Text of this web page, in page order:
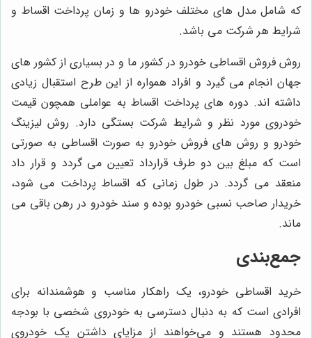
که شامل مدل های مختلف خودرو ها و زمان پرداخت اقساط و
شرایط هر شرکت می باشد.
روش فروش اقساطی خودرو در کشور ما و در بسیاری از کشور های
جهان انجام می گیرد و افراد همواره از این طرح استقبال زیادی
داشته اند. دوره های پرداخت اقساط به عواملی همچون قیمت
خودروی مورد نظر و شرایط شرکت بستگی دارد. روش لیزینگ
خودرو و روش های فروش خودرو به صورت اقساطی به صورتی
است که مبلغ بین دو طرف قرارداد تعیین می گردد و قرار داد
منعقد می گردد. در طول زمانی که اقساط پرداخت می شود،
خریدار صاحب نسبی خودرو بوده و سند خودرو در رهن باقی می
ماند.
جمع‌بندی
خرید اقساطی خودرو، یک راهکار مناسب و هوشمندانه برای
افرادی است که به دنبال دسترسی به خودروی شخصی با بودجه
محدود هستند و می‌خواهند از مزایای داشتن یک خودروی